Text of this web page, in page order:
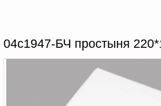
04с1947-БЧ простыня